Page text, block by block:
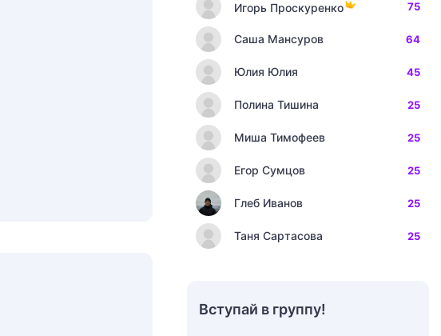
Игорь Проскуренко 75
Саша Мансуров 64
Юлия Юлия 45
Полина Тишина 25
Миша Тимофеев 25
Егор Сумцов 25
Глеб Иванов 25
Таня Сартасова 25
Вступай в группу!